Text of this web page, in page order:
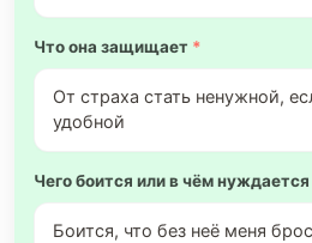
Что она защищает *
От страха стать ненужной,
удобной
Чего боится или в чём нуждается
Боится, что без неё меня